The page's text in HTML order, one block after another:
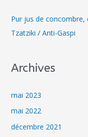
Pur jus de
Tzatziki / Anti-Gaspi
Archives
mai 2023
mai 2022
décembre 2021